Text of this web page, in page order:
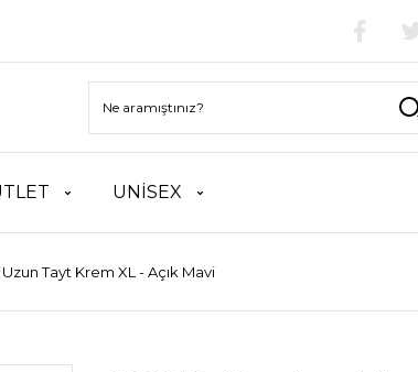
UNİSEX
Tayt Krem XL - Açık Mavi